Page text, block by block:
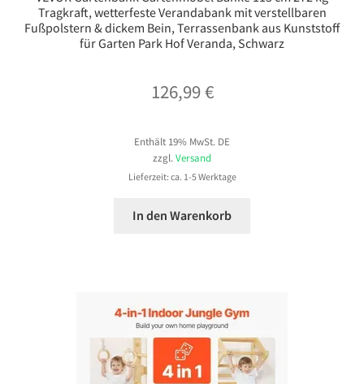
Tragkraft, wetterfeste Verandabank mit verstellbaren
Fußpolstern & dickem Bein, Terrassenbank aus Kunststoff
für Garten Park Hof Veranda, Schwarz
126,99€
Enthält 19% MwSt. DE
zzgl. Versand
Lieferzeit: ca. 1-5 Werktage
In den Warenkorb